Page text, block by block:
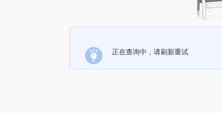
正在查询中，请刷新重试